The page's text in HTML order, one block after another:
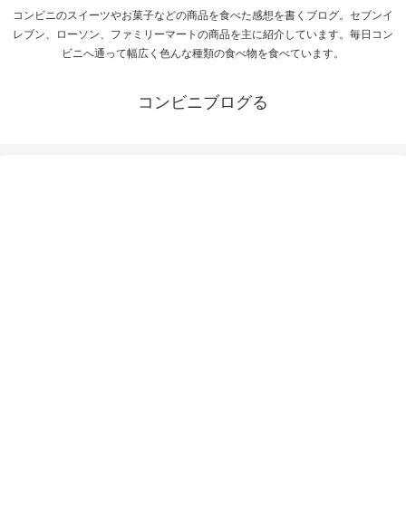
コンビニのスイーツやお菓子などの商品を食べた感想を書くブログ。セブンイ
レブン、ローソン、ファミリーマートの商品を主に紹介しています。毎日コン
ビニへ通って幅広く色んな種類の食べ物を食べています。
コンビニブログる